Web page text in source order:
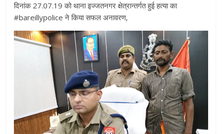
दिनांक 27.07.19 को थाना इज्जतनगर क्षेत्रान्तर्गत हुई हत्या का
#bareillypolice ने किया सफल अनावरण,